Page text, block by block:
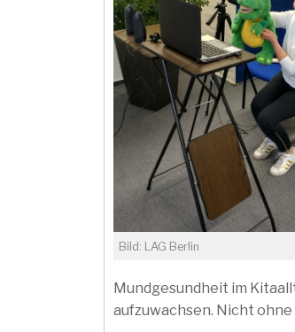
Bild: LAG Berlin
Mundgesundheit im
aufzuwachsen. Nicht ohne